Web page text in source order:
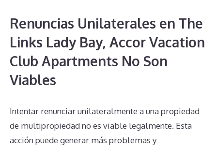
Renuncias Unilaterales en The
Links Lady Bay, Accor Vacation
Club Apartments No Son
Viables
Intentar renunciar unilateralmente a una propiedad
de multipropiedad no es viable legalmente. Esta
acción puede generar más problemas y